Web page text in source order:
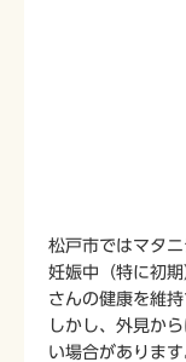
松戸市ではマタ
妊娠中（特に初
さんの健康を維
しかし、外見か
い場合があります